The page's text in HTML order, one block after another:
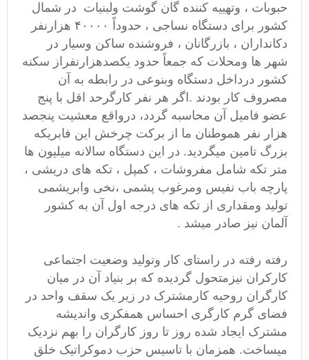
حبوبات ، وتهییه کننده گان گوشت ولبنیات در شمال
کشور برای دستگاه نساجی ، حدوداً ۴۰۰۰۰ هزارنفر
دکانداران ، بازرگانان ، فروشنده ساکن وسیار در
شهر ها ومحلات که جمعاً حدود یکصدهزارنفراز سکنه
کشور درداخل دستگاه وبنوعی در رابطه به آن
مصروف کار بودند .اگر هر نفر کارگرحد اقل با پنج
عضو فامیل آن محاسبه گردد، درواقع معشیت پنجصد
هزار نفر هموطنان ما از برکت چرخش این فابریکه
بزرگ تامین میگردید. در این دستگاه سالانه میلیون ها
متر تکه شامل مفروشات ، کمپل ، تکه های دریشی ،
پارچه باب نفیس ومرغوب پشمی ،نخی وابریشمی
تولید ومقداری از تکه های درجه اول آن به کشور
آلمان نیز صادر میشد .
رفته رفته در راستای کار وتولید وضعیت اجتماعی
کارکران نیزمتحول گردیده که بر بنیاد آن در میان
کارگران روحیه کارمشترک در زیر یک سقف واحد در
فضای گرم کارگری احساس همفکری واندیشه
مشترک ایجاد شده روز تا روز کارگران را بهم نزدیک
میساخت. همزمان با تاسیس حزب دموکراتیک خلق